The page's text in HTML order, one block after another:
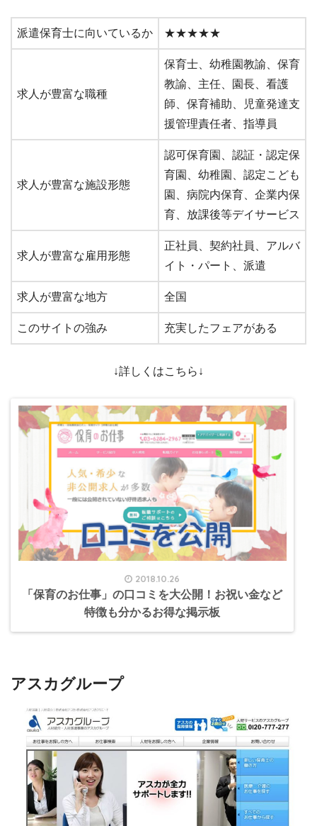
派遣保育士に向いているか ★★★★★
求人が豊富な職種
保育士、幼稚園教諭、保育
教諭、主任、園長、看護
師、保育補助、児童発達支
援管理責任者、指導員
求人が豊富な施設形態
認可保育園、認証・認定保
育園、幼稚園、認定こども
園、病院内保育、企業内保
育、放課後等デイサービス
求人が豊富な雇用形態
正社員、契約社員、アルバ
イト・パート、派遣
求人が豊富な地方 全国
このサイトの強み 充実したフェアがある
↓詳しくはこちら↓
2018.10.26
「保育のお仕事」の口コミを大公開！お祝い金など
特徴も分かるお得な掲示板
アスカグループ